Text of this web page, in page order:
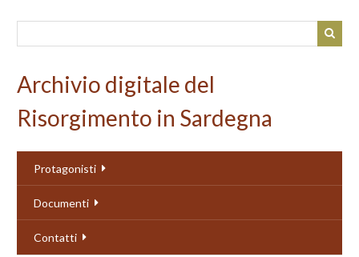
Archivio digitale del
Risorgimento in Sardegna
Protagonisti
Documenti
Contatti